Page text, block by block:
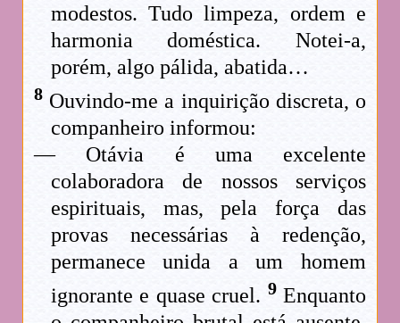
modestos. Tudo limpeza, ordem e
harmonia doméstica. Notei-a,
porém, algo pálida, abatida…
8 Ouvindo-me a inquirição discreta, o
companheiro informou:
— Otávia é uma excelente
colaboradora de nossos serviços
espirituais, mas, pela força das
provas necessárias à redenção,
permanece unida a um homem
ignorante e quase cruel. 9Enquanto